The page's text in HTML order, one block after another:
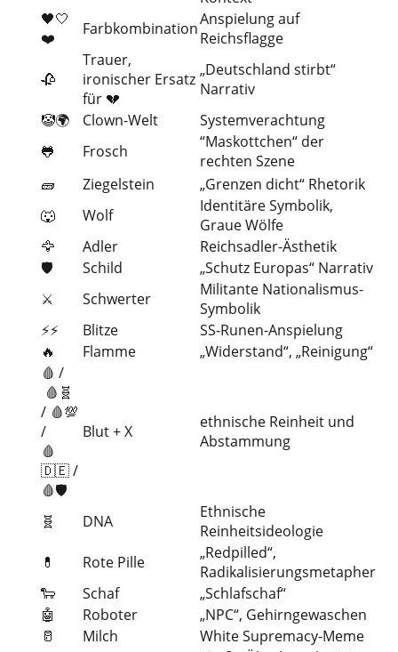
🖤🤍
❤️
FarbkombinationAnspielung auf
Reichsflagge
🥀
Trauer,
ironischer Ersatz
für 💔
„Deutschland stirbt“
Narrativ
🤡🌍
Clown-Welt
Systemverachtung
🐸
Frosch
“Maskottchen“ der
rechten Szene
🧱
Ziegelstein
„Grenzen dicht“ Rhetorik
🐺
Wolf
Identitäre Symbolik,
Graue Wölfe
🦅
Adler
Reichsadler-Ästhetik
🛡️
Schild
„Schutz Europas“ Narrativ
⚔️
Schwerter
Militante Nationalismus-
Symbolik
⚡⚡
Blitze
SS-Runen-Anspielung
🔥
Flamme
„Widerstand“, „Reinigung“
🩸 /
🩸🧬
/ 🩸💯
/
🩸
🇩🇪 /
🩸🛡️
Blut + X
ethnische Reinheit und
Abstammung
🧬 DNA
Ethnische
Reinheitsideologie
💊
Rote Pille
„Redpilled“,
Radikalisierungsmetapher
🐑
Schaf
„Schlafschaf“
🤖
Roboter
„NPC“, Gehirngewaschen
🥛
Milch
White Supremacy-Meme